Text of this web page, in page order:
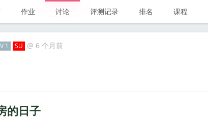
作业 讨论 评测记录 排名 课程
1 SU @ 6 个月前
的日子